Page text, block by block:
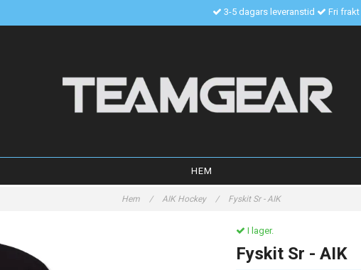
3-5 dagars leveranstid Fri
HEM
Hem / AIK Hockey / Fyskit Sr - AIK
I lager.
Fyskit Sr - AIK